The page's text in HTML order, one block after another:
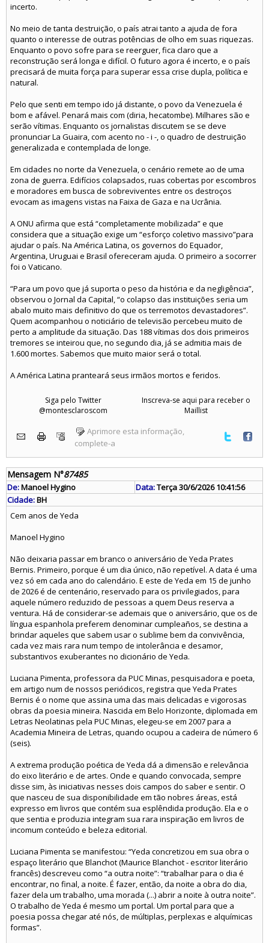
incerto.
No meio de tanta destruição, o país atrai tanto a ajuda de fora
quanto o interesse de outras potências de olho em suas riquezas.
Enquanto o povo sofre para se reerguer, fica claro que a
reconstrução será longa e difícil. O futuro agora é incerto, e o país
precisará de muita força para superar essa crise dupla, política e
natural.
Pelo que senti em tempo ido já distante, o povo da Venezuela é
bom e afável. Penará mais com (diria, hecatombe). Milhares são e
serão vítimas. Enquanto os jornalistas discutem se se deve
pronunciar La Guaira, com acento no - i -, o quadro de destruição
generalizada e contemplada de longe.
Em cidades no norte da Venezuela, o cenário remete ao de uma
zona de guerra. Edifícios colapsados, ruas cobertas por escombros
e moradores em busca de sobreviventes entre os destroços
evocam as imagens vistas na Faixa de Gaza e na Ucrânia.
A ONU afirma que está “completamente mobilizada” e que
considera que a situação exige um “esforço coletivo massivo”para
ajudar o país. Na América Latina, os governos do Equador,
Argentina, Uruguai e Brasil ofereceram ajuda. O primeiro a socorrer
foi o Vaticano.
“Para um povo que já suporta o peso da história e da negligência”,
observou o Jornal da Capital, “o colapso das instituições seria um
abalo muito mais definitivo do que os terremotos devastadores”.
Quem acompanhou o noticiário de televisão percebeu muito de
perto a amplitude da situação. Das 188 vítimas dos dois primeiros
tremores se inteirou que, no segundo dia, já se admitia mais de
1.600 mortes. Sabemos que muito maior será o total.
A América Latina pranteará seus irmãos mortos e feridos.
Siga pelo Twitter
@montesclaroscom
Inscreva-se aqui para receber o
Maillist
Aprimore esta informação,
complete-a
Mensagem N°87485
De:Manoel Hygino Data:Terça 30/6/2026 10:41:56
Cidade:BH
Cem anos de Yeda
Manoel Hygino
Não deixaria passar em branco o aniversário de Yeda Prates
Bernis. Primeiro, porque é um dia único, não repetível. A data é uma
vez só em cada ano do calendário. E este de Yeda em 15 de junho
de 2026 é de centenário, reservado para os privilegiados, para
aquele número reduzido de pessoas a quem Deus reserva a
ventura. Há de considerar-se ademais que o aniversário, que os de
língua espanhola preferem denominar cumpleaños, se destina a
brindar aqueles que sabem usar o sublime bem da convivência,
cada vez mais rara num tempo de intolerância e desamor,
substantivos exuberantes no dicionário de Yeda.
Luciana Pimenta, professora da PUC Minas, pesquisadora e poeta,
em artigo num de nossos periódicos, registra que Yeda Prates
Bernis é o nome que assina uma das mais delicadas e vigorosas
obras da poesia mineira. Nascida em Belo Horizonte, diplomada em
Letras Neolatinas pela PUC Minas, elegeu-se em 2007 para a
Academia Mineira de Letras, quando ocupou a cadeira de número 6
(seis).
A extrema produção poética de Yeda dá a dimensão e relevância
do eixo literário e de artes. Onde e quando convocada, sempre
disse sim, às iniciativas nesses dois campos do saber e sentir. O
que nasceu de sua disponibilidade em tão nobres áreas, está
expresso em livros que contém sua esplêndida produção. Ela e o
que sentia e produzia integram sua rara inspiração em livros de
incomum conteúdo e beleza editorial.
Luciana Pimenta se manifestou: “Yeda concretizou em sua obra o
espaço literário que Blanchot (Maurice Blanchot - escritor literário
francês) descreveu como “a outra noite”: “trabalhar para o dia é
encontrar, no final, a noite. É fazer, então, da noite a obra do dia,
fazer dela um trabalho, uma morada (...) abrir a noite à outra noite”.
O trabalho de Yeda é mesmo um portal. Um portal para que a
poesia possa chegar até nós, de múltiplas, perplexas e alquímicas
formas”.